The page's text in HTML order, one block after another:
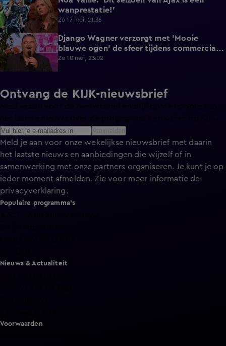
wanprestatie!'
Zo 17 mei, 21:36
3:22
Django Wagner verzorgt met 'Mooie
blauwe ogen' de sfeer tijdens commercial
break van De Oranjezondag
Zo 10 mei, 23:02
Ontvang de KIJK-nieuwsbrief
Meld je aan voor onze wekelijkse nieuwsbrief met daarin
het laatste nieuws en aanbiedingen die wijzelf of in
samenwerking met onze partners organiseren. Je kunt je op
ieder moment afmelden. Zie voor meer informatie de
privacyverklaring.
Populaire programma's
Nieuws & Actualiteit
Voorwaarden